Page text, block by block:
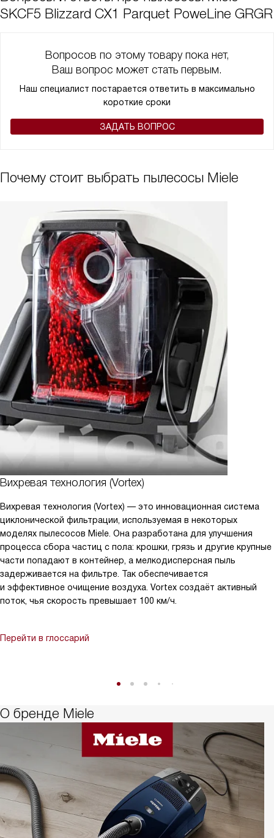
SKCF5 Blizzard CX1 Parquet PoweLine GRGR
Вопросов по этому товару пока нет,
Ваш вопрос может стать первым.
Наш специалист постарается ответить в максимально
короткие сроки
ЗАДАТЬ ВОПРОС
Почему стоит выбрать пылесосы Miele
Вихревая технология (Vortex)
Вихревая технология (Vortex) — это инновационная система
циклонической фильтрации, используемая в некоторых
моделях пылесосов Miele. Она разработана для улучшения
процесса сбора частиц с пола: крошки, грязь и другие крупные
части попадают в контейнер, а мелкодисперсная пыль
задерживается на фильтре. Так обеспечивается
и эффективное очищение воздуха. Vortex создаёт активный
поток, чья скорость превышает 100 км/ч.
Перейти в глоссарий
О бренде Miele